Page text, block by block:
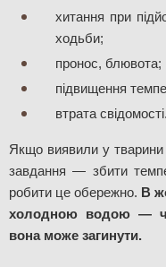
хитання при
ходьби;
пронос, блювота;
підвищення
втрата свідомості.
Якщо виявили у тварини
завдання — збити
робити це обережно. В
холодною водою —
вона може загинути.